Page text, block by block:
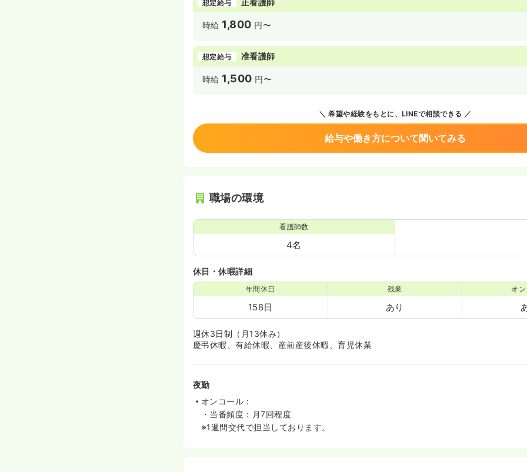
想定給与 正看護師
時給 1,800 円〜
想定給与 准看護師
時給 1,500 円〜
希望や経験をもとに、LINEで相談できる
給与や働き方について聞いてみる
職場の環境
看護師数
4名
休日・休暇詳細
年間休日
158日
残業
あり
オ
週休3日制（月13休み）
慶弔休暇、有給休暇、産前産後休暇、育児休業
夜勤
オンコール：
・当番頻度：月7回程度
※1週間交代で担当しております。